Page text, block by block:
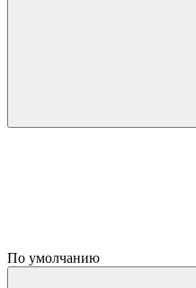
По умолчанию